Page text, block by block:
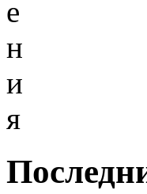
е
н
и
я